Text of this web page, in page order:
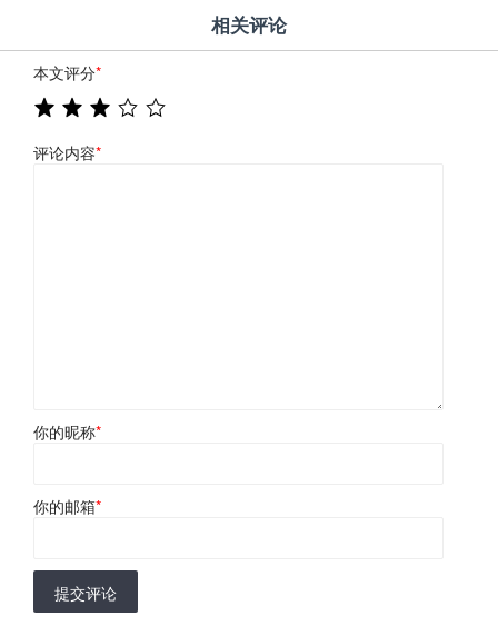
相关评论
本文评分*
评论内容*
你的昵称*
你的邮箱*
提交评论